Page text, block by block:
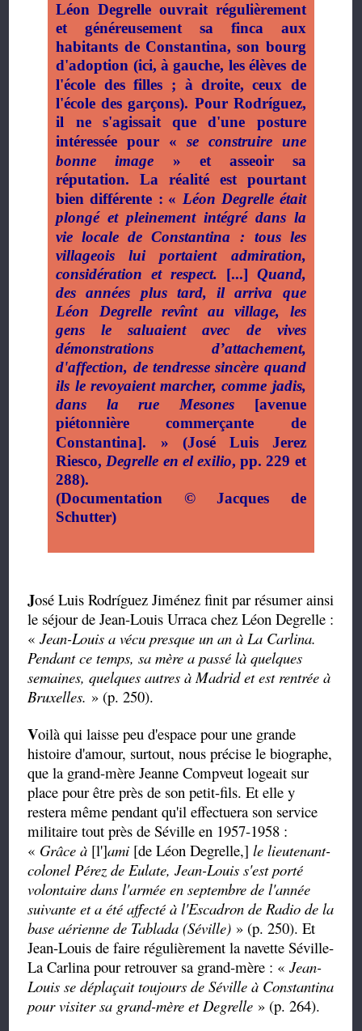
Léon Degrelle ouvrait régulièrement
et généreusement sa finca aux
habitants de Constantina, son bourg
d'adoption (ici, à gauche, les élèves de
l'école des filles ; à droite, ceux de
l'école des garçons). Pour Rodríguez,
il ne s'agissait que d'une posture
intéressée pour «
se construire une
bonne image
» et asseoir sa
réputation. La réalité est pourtant
bien différente : « Léon Degrelle était
plongé et pleinement intégré dans la
vie locale de Constantina
: tous les
villageois lui portaient admiration,
considération et respect. [...] Quand,
des années plus tard, il arriva que
Léon Degrelle revînt au village, les
gens le saluaient avec de vives
démonstrations d’attachement,
d'affection, de tendresse sincère quand
ils le revoyaient marcher, comme jadis,
dans la rue Mesones [avenue
piétonnière commerçante de
Constantina].
» (José Luis Jerez
Riesco,Degrelle en el exilio, pp. 229 et
288).
(Documentation ©Jacques de
Schutter)
José Luis Rodríguez Jiménez finit par résumer ainsi
le séjour de Jean-Louis Urraca chez Léon Degrelle :
«Jean-Louis a vécu presque un an à La Carlina.
Pendant ce temps, sa mère a passé là quelques
semaines, quelques autres à Madrid et est rentrée à
Bruxelles. » (p. 250).
Voilà qui laisse peu d'espace pour une grande
histoire d'amour, surtout, nous précise le biographe,
que la grand-mère Jeanne Compveut logeait sur
place pour être près de son petit-fils. Et elle y
restera même pendant qu'il effectuera son service
militaire tout près de Séville en 1957-1958 :
« Grâce à [l']ami [de Léon Degrelle,]le lieutenant-
colonel Pérez de Eulate, Jean-Louis s'est porté
volontaire dans l'armée en septembre de l'année
suivante et a été affecté à l'Escadron de Radio de la
base aérienne de Tablada (Séville) » (p. 250). Et
Jean-Louis de faire régulièrement la navette Séville-
La Carlina pour retrouver sa grand-mère : «Jean-
Louis se déplaçait toujours de Séville à Constantina
pour visiter sa grand-mère et Degrelle » (p. 264).